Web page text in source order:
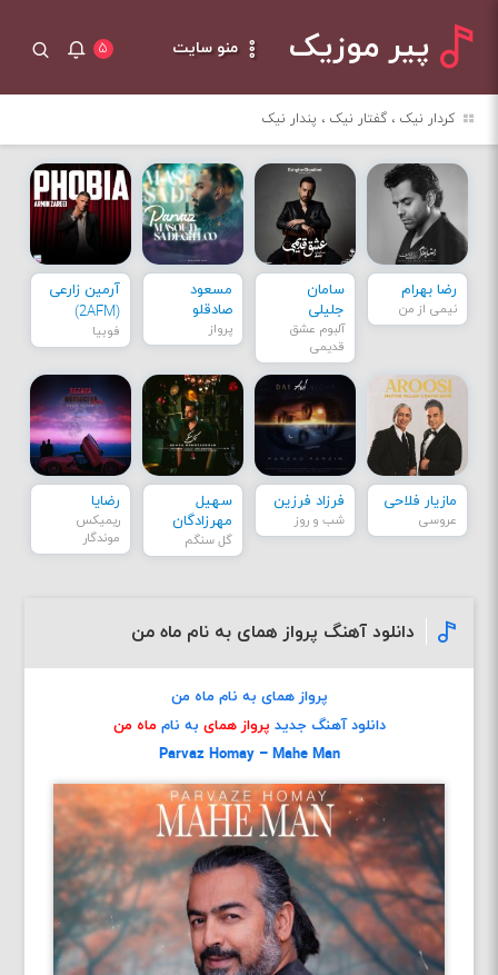
پیر موزیک منو سایت ۵
کردار نیک ، گفتار نیک ، پندار نیک
رضا بهرام
نیمی از من
سامان
جلیلی
آلبوم عشق
قدیمی
مسعود
صادقلو
پرواز
آرمین زارعی
(2AFM)
فوبیا
مازیار فلاحی
عروسی
فرزاد فرزین
شب و روز
سهیل
مهرزادگان
گل سنگم
رضایا
ریمیکس
موندگار
دانلود آهنگ پرواز همای به نام ماه من
پرواز همای به نام ماه من
دانلود آهنگ جدید پرواز همای به نامماه من
Parvaz Homay – Mahe Man